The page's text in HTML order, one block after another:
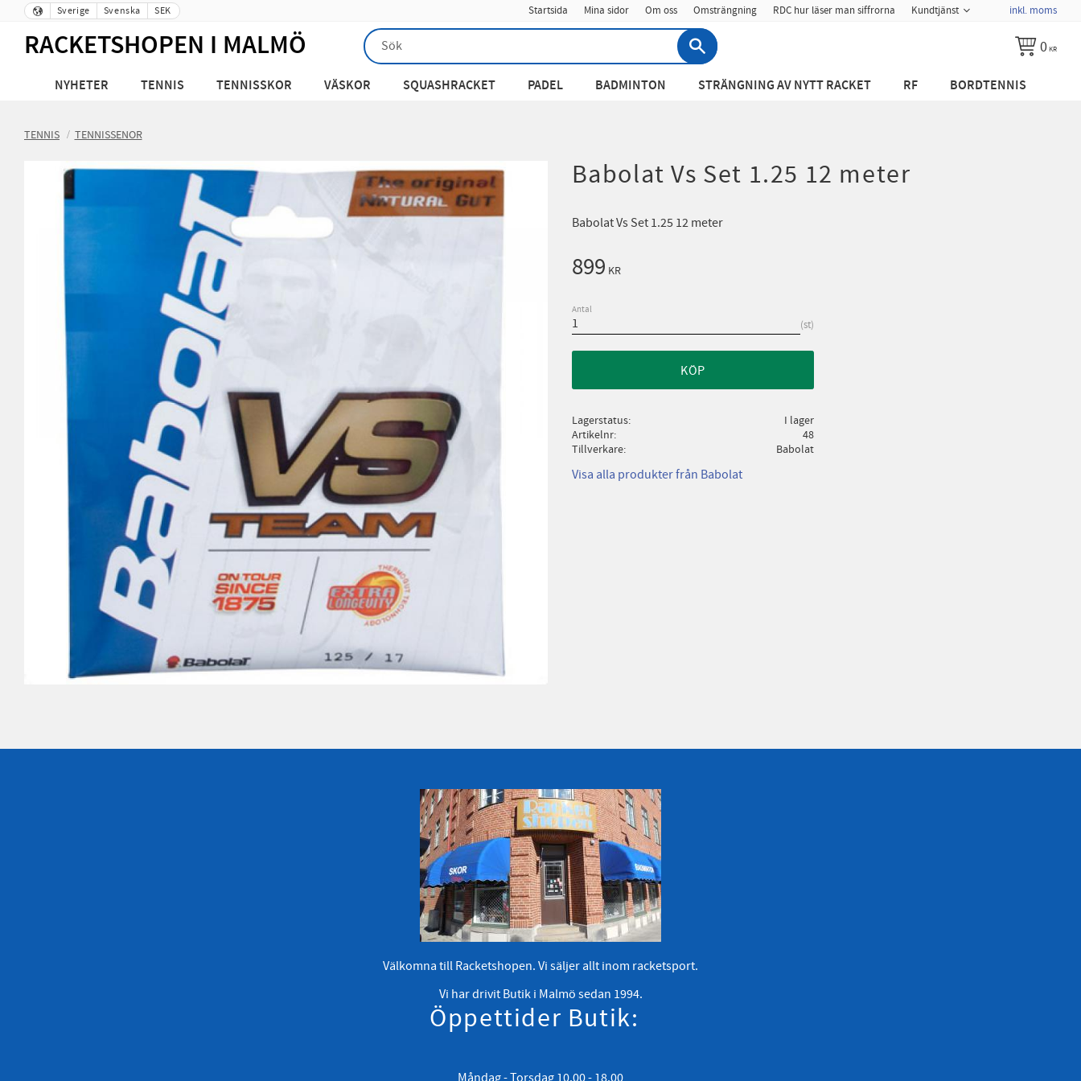
Sverige Svenska SEK Startsida Mina sidor Om oss Omsträngning RDC hur läser man siffrorna Kundtjänst inkl. moms
RACKETSHOPEN I MALMÖ 0KR
NYHETER TENNIS TENNISSKOR VÄSKOR SQUASHRACKET PADEL BADMINTON STRÄNGNING AV NYTT RACKET RF BORDTENNIS
TENNIS TENNISSENOR
Babolat Vs Set 1.25 12 meter
Babolat Vs Set 1.25 12 meter
899 KR
Antal
st
KÖP
Lagerstatus
I lager
Artikelnr
48
Tillverkare
Babolat
Visa alla produkter från Babolat
Välkomna till Racketshopen. Vi säljer allt inom racketsport.
Vi har drivit Butik i Malmö sedan 1994.
Öppettider Butik: